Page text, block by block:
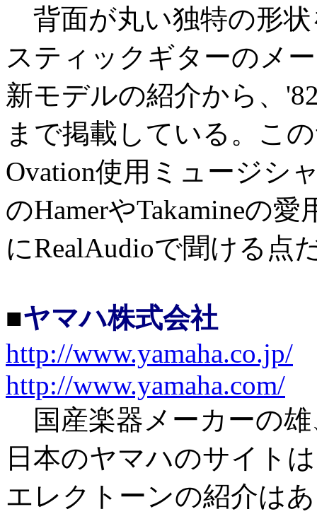
背面が丸い独特の形
スティックギターのメ
新モデルの紹介から、
まで掲載している。こ
Ovation使用ミュージシ
のHamerやTakamineの
にRealAudioで聞ける点
■ヤマハ株式会社
http://www.yamaha.co.jp/
http://www.yamaha.com/
国産楽器メーカーの
日本のヤマハのサイト
エレクトーンの紹介は